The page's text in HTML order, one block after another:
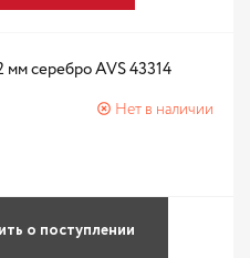
мм серебро AVS 43314
Нет в наличии
о поступлении